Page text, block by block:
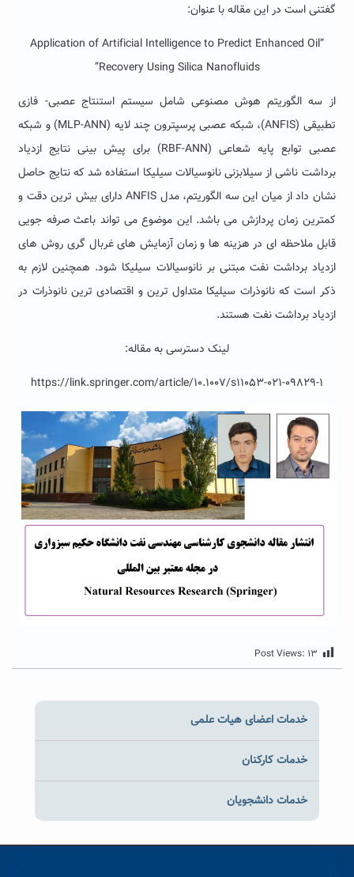
گفتنی است در این مقاله با عنوان:
“Application of Artificial Intelligence to Predict Enhanced Oil
Recovery Using Silica Nanofluids”
از سه الگوریتم هوش مصنوعی شامل سیستم استنتاج عصبی- فازی
تطبیقی (ANFIS)، شبکه عصبی پرسپترون چند لایه (MLP-ANN) و شبکه‌
عصبی توابع پایه شعاعی (RBF-ANN) برای پیش بینی نتایج ازدیاد
برداشت ناشی از سیلابزنی نانوسیالات سیلیکا استفاده شد که نتایج حاصل
نشان داد از میان این سه الگوریتم، مدل ANFIS دارای بیش ترین دقت و
کمترین زمان پردازش می باشد. این موضوع می تواند باعث صرفه جویی
قابل ملاحظه ای در هزینه ها و زمان آزمایش های غربال گری روش های
ازدیاد برداشت نفت مبتنی بر نانوسیالات سیلیکا شود. همچنین لازم به
ذکر است که نانوذرات سیلیکا متداول ترین و اقتصادی ترین نانوذرات در
ازدیاد برداشت نفت هستند.
لینک دسترسی به مقاله:
https://link.springer.com/article/10.1007/s11053-021-09829-1
Post Views: ۱۳
خدمات اعضای هیات علمی
خدمات کارکنان
خدمات دانشجویان